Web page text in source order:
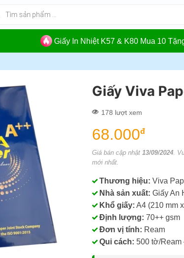
Giấy In Nhiệt K57 & K80 Mua 10
Giấy Viva
178 lượt xem
68.000đ
Giá bán cập nhật 13/09/2024 .
mới nhất.
Thương hiệu: Viva
Nhà sản xuất: Giấy An
Khổ giấy: A4 (210 mm
Định lượng: 70++ gsm
Đơn vị tính: Ream
Qui cách: 500 tờ/Ream